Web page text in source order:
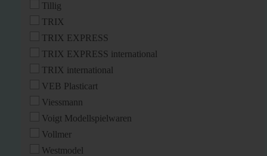
Tillig
TRIX
TRIX EXPRESS
TRIX EXPRESS international
TRIX international
VEB Plasticart
Viessmann
Voigt Modellspielwaren
Vollmer
Westmodel